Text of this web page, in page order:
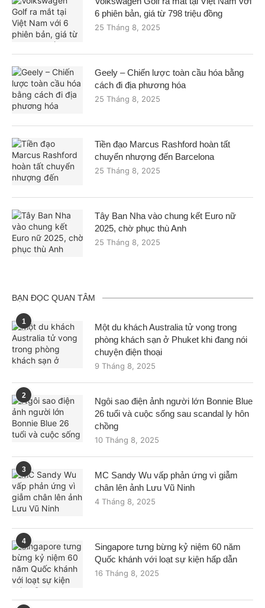
6 phiên bản, giá từ 798 triệu đồng
25 Tháng 8, 2025
Geely – Chiến lược toàn cầu hóa bằng
cách đi địa phương hóa
25 Tháng 8, 2025
Tiền đạo Marcus Rashford hoàn tất
chuyển nhượng đến Barcelona
25 Tháng 8, 2025
Tây Ban Nha vào chung kết Euro nữ
2025, chờ phục thù Anh
25 Tháng 8, 2025
BẠN ĐỌC QUAN TÂM
1
Một du khách Australia tử vong trong
phòng khách sạn ở Phuket khi đang nói
chuyện điện thoại
9 Tháng 8, 2025
2
Ngôi sao điện ảnh người lớn Bonnie Blue
26 tuổi và cuộc sống sau scandal ly hôn
chồng
10 Tháng 8, 2025
3
MC Sandy Wu vấp phản ứng vì giẫm
chân lên ảnh Lưu Vũ Ninh
4 Tháng 8, 2025
4
Singapore tưng bừng kỷ niệm 60 năm
Quốc khánh với loạt sự kiện hấp dẫn
16 Tháng 8, 2025